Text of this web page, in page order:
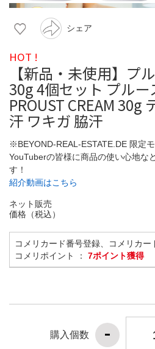
シェア
HOT !
【新品・未使用】プ
30g 4個セット プル
PROUST CREAM 30g
汗 ワキガ 脇汗
※BEYOND-REAL-ESTATE.DE 限定
YouTuberの皆様に商品の使い心地な
す！
紹介動画はこちら
ネット販売
価格（税込）
コメリカード番号登録、コメリカー
コメリポイント ： 7ポイント獲得
購入個数